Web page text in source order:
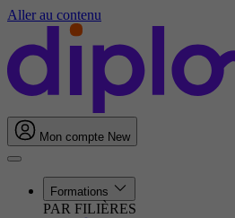
Aller au contenu
Mon compte New
Formations
PAR FILIÈRES